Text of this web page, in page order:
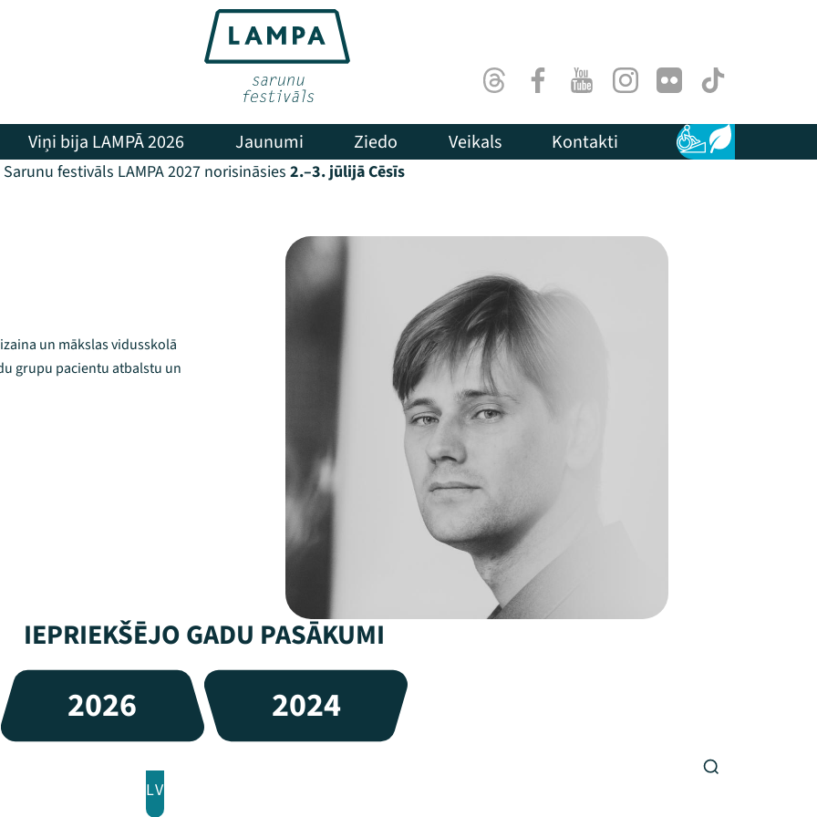
ThreadsFacebookYoutubeInstagram
Flick TikTok
Viņi bija LAMPĀ 2026 Jaunumi Ziedo Veikals Kontakti Pieejamība
Ilgtspēja
Sarunu festivāls LAMPA 2027 norisināsies 2.–3. jūlijā Cēsīs
un mākslas vidusskolā
grupu pacientu atbalstu un
IEPRIEKŠĒJO GADU PASĀKUMI
2026 2024
LV